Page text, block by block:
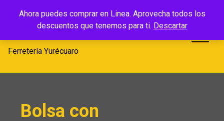
Ahora puedes comprar en Linea. Aprovecha todos los
descuentos que tenemos para ti. Descartar
Ferretería
Yurécuaro
Ferretería Yurécuaro
Bolsa con